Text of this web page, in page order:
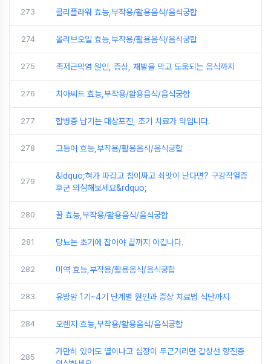
273 콜리플라워 효능,부작용/활용음식/음식궁합
274 올리브오일 효능,부작용/활용음식/음식궁합
275 족저근막염 원인, 증상, 재발을 막고 도움되는 음식까지
276 치아씨드 효능,부작용/활용음식/음식궁합
277 합병증 남기는 대상포진, 조기 치료가 약입니다.
278 고등어 효능,부작용/활용음식/음식궁합
279
&ldquo;혀가 따갑고 침이짜고 쇠맛이 난다면? 구강작열증
후군 의심해보세요&rdquo;
280 꿀 효능,부작용/활용음식/음식궁합
281 당뇨는 초기에 잡아야 끝까지 이깁니다.
282 미역 효능,부작용/활용음식/음식궁합
283 유방암 1기~4기 단계별 원인과 증상 치료법 식단까지
284 오렌지 효능,부작용/활용음식/음식궁합
285
가만히 있어도 열이나고 심장이 두근거리면 갑상선 항진증